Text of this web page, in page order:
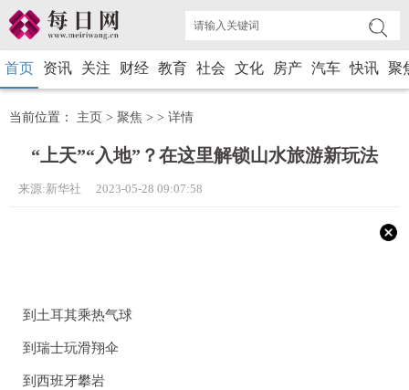
首页 资讯 关注 财经 教育 社会 文化 房产 汽车 快讯 聚
当前位置： 主页 > 聚焦 > > 详情
“上天”“入地”？在这里解锁山水旅游新玩法
来源:新华社 2023-05-28 09:07:58
到土耳其乘热气球
到瑞士玩滑翔伞
到西班牙攀岩